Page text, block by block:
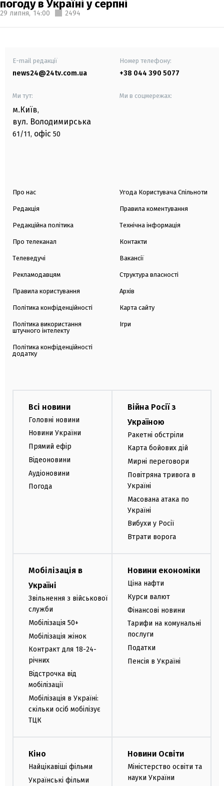
погоду в Україні у серпні
29 липня, 14:00 2494
E-mail редакції
news24@24tv.com.ua
Номер телефону:
+38 044 390 5077
Ми тут:
м.Київ,
вул. Володимирська
61/11, офіс 50
Ми в соцмережах:
Про нас
Редакція
Редакційна політика
Про телеканал
Телеведучі
Рекламодавцям
Правила користування
Політика конфіденційності
Політика використання
штучного інтелекту
Політика конфіденційності
додатку
Угода Користувача Спільноти
Правила коментування
Технічна інформація
Контакти
Вакансії
Структура власності
Архів
Карта сайту
Ігри
Всі новини
Головні новини
Новини України
Прямий ефір
Відеоновини
Аудіоновини
Погода
Війна Росії з
Україною
Ракетні обстріли
Карта бойових дій
Мирні переговори
Повітряна тривога в
Україні
Масована атака по
Україні
Вибухи у Росії
Втрати ворога
Мобілізація в
Україні
Звільнення з військової
служби
Мобілізація 50+
Мобілізація жінок
Контракт для 18-24-
річних
Відстрочка від
мобілізації
Мобілізація в Україні:
скільки осіб мобілізує
ТЦК
Новини економіки
Ціна нафти
Курси валют
Фінансові новини
Тарифи на комунальні
послуги
Податки
Пенсія в Україні
Кіно
Найцікавіші фільми
Українські фільми
Новини Освіти
Міністерство освіти та
науки України